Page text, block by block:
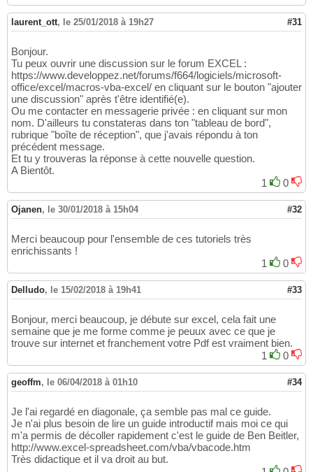
laurent_ott, le 25/01/2018 à 19h27 #31
Bonjour.
Tu peux ouvrir une discussion sur le forum EXCEL :
https://www.developpez.net/forums/f664/logiciels/microsoft-
office/excel/macros-vba-excel/ en cliquant sur le bouton "ajouter
une discussion" après t'être identifié(e).
Ou me contacter en messagerie privée : en cliquant sur mon
nom. D'ailleurs tu constateras dans ton "tableau de bord",
rubrique "boîte de réception", que j'avais répondu à ton
précédent message.
Et tu y trouveras la réponse à cette nouvelle question.
A Bientôt.
1
0
Ojanen, le 30/01/2018 à 15h04 #32
Merci beaucoup pour l'ensemble de ces tutoriels très
enrichissants !
1
0
Delludo, le 15/02/2018 à 19h41 #33
Bonjour, merci beaucoup, je débute sur excel, cela fait une
semaine que je me forme comme je peuux avec ce que je
trouve sur internet et franchement votre Pdf est vraiment bien.
1
0
geoffm, le 06/04/2018 à 01h10 #34
Je l'ai regardé en diagonale, ça semble pas mal ce guide.
Je n'ai plus besoin de lire un guide introductif mais moi ce qui
m'a permis de décoller rapidement c'est le guide de Ben Beitler,
http://www.excel-spreadsheet.com/vba/vbacode.htm
Très didactique et il va droit au but.